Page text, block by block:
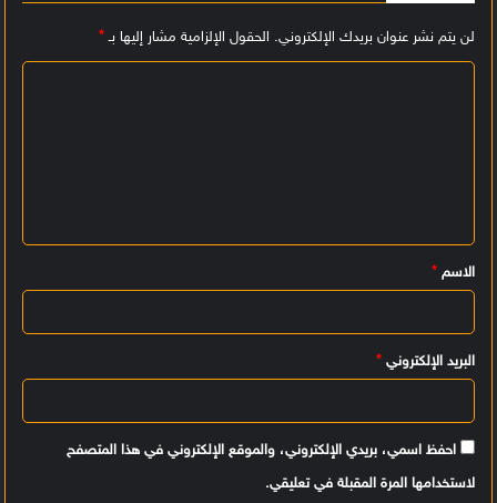
لن يتم نشر عنوان بريدك الإلكتروني. الحقول الإلزامية مشار إليها بـ*
ي
ق
الاسم *
البريد الإلكتروني *
احفظ اسمي، بريدي الإلكتروني، والموقع الإلكتروني في هذا المتصفح
لاستخدامها المرة المقبلة في تعليقي.